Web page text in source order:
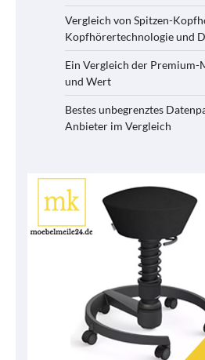
Vergleich von Spitzen-
Kopfhörertechnologie und
Ein Vergleich der
und Wert
Bestes unbegrenztes
Anbieter im Vergleich